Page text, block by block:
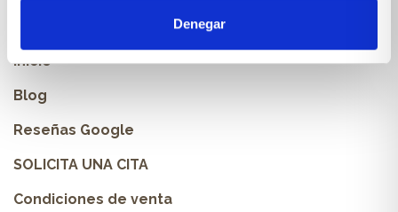
Denegar
Inicio
Blog
Reseñas Google
SOLICITA UNA CITA
Condiciones de venta